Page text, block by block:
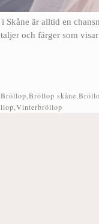
är alltid en
och färger som
Bröllop Bröllop skåne
Vinterbröllop